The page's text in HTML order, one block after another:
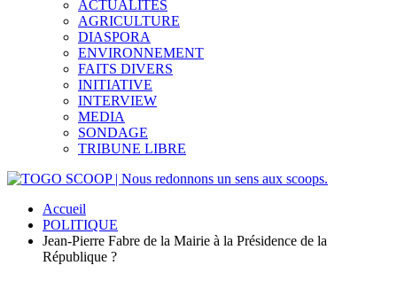
ACTUALITES
AGRICULTURE
DIASPORA
ENVIRONNEMENT
FAITS DIVERS
INITIATIVE
INTERVIEW
MEDIA
SONDAGE
TRIBUNE LIBRE
Accueil
POLITIQUE
Jean-Pierre Fabre de la Mairie à la Présidence de la
République ?